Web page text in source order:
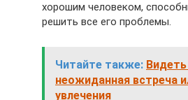
хорошим человеком,
решить все его проблемы.
Читайте также:
неожиданная встреча
увлечения